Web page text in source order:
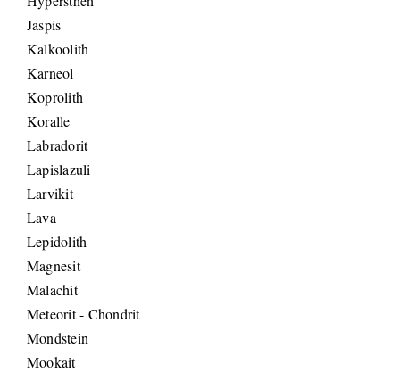
Jaspis
Kalkoolith
Karneol
Koprolith
Koralle
Labradorit
Lapislazuli
Larvikit
Lava
Lepidolith
Magnesit
Malachit
Meteorit - Chondrit
Mondstein
Mookait